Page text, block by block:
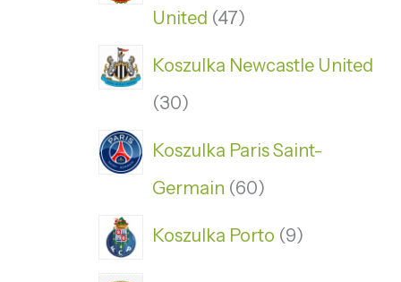
United 47
Koszulka Newcastle United
30
Koszulka Paris Saint-
Germain 60
Koszulka Porto 9